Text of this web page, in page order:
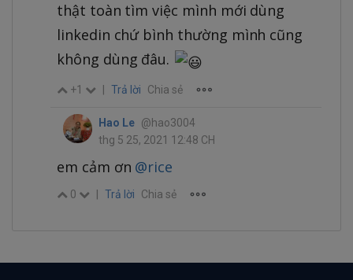
thật toàn tìm việc mình mới dùng
linkedin chứ bình thường mình cũng
không dùng đâu.
+1 Trả lời Chia sẻ
Hao Le @hao3004
thg 5 25, 2021 12:48 CH
em cảm ơn @rice
0 Trả lời Chia sẻ